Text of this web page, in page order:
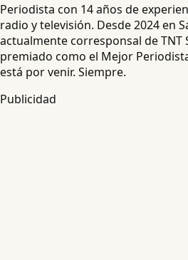
Periodista con 14 años de
radio y televisión. Desde 2024 en
actualmente corresponsal de TNT
premiado como el Mejor
está por venir. Siempre.
Publicidad